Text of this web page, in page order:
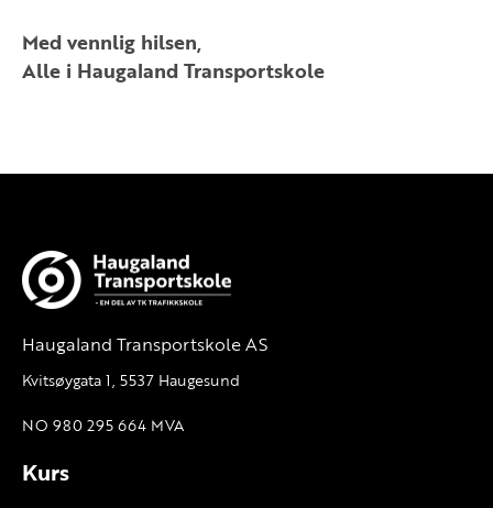
Med vennlig hilsen,
Alle i Haugaland Transportskole
Haugaland Transportskole AS
Kvitsøygata 1, 5537 Haugesund
NO 980 295 664 MVA
Kurs